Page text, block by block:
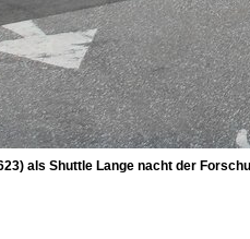
als Shuttle Lange nacht der